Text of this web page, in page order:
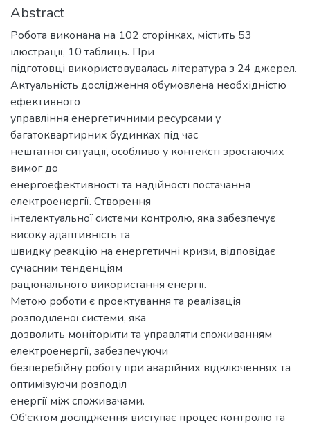
Abstract
Робота виконана на 102 сторінках, містить 53
ілюстрації, 10 таблиць. При
підготовці використовувалась література з 24 джерел.
Актуальність дослідження обумовлена необхідністю
ефективного
управління енергетичними ресурсами у
багатоквартирних будинках під час
нештатної ситуації, особливо у контексті зростаючих
вимог до
енергоефективності та надійності постачання
електроенергії. Створення
інтелектуальної системи контролю, яка забезпечує
високу адаптивність та
швидку реакцію на енергетичні кризи, відповідає
сучасним тенденціям
раціонального використання енергії.
Метою роботи є проектування та реалізація
розподіленої системи, яка
дозволить моніторити та управляти споживанням
електроенергії, забезпечуючи
безперебійну роботу при аварійних відключеннях та
оптимізуючи розподіл
енергії між споживачами.
Об'єктом дослідження виступає процес контролю та